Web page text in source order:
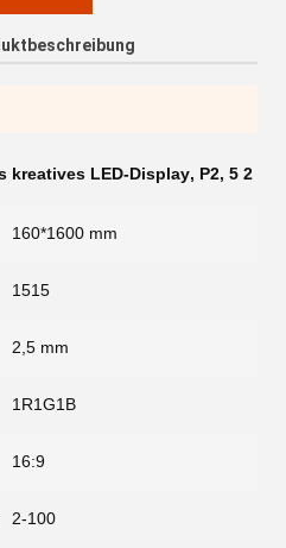
kreatives LED-Display, P2, 5 2
160*1600 mm
1515
2,5 mm
1R1G1B
16:9
2-100